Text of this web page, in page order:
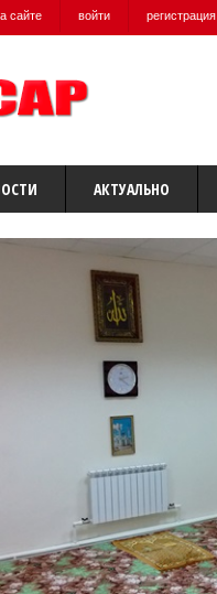
сайте войти регистрация
АКТУАЛЬНО